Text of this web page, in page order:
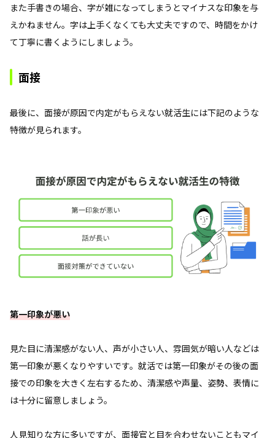
また手書きの場合、字が雑になってしまうとマイナスな印象を与
えかねません。字は上手くなくても大丈夫ですので、時間をかけ
て丁寧に書くようにしましょう。
面接
最後に、面接が原因で内定がもらえない就活生には下記のような
特徴が見られます。
第一印象が悪い
見た目に清潔感がない人、声が小さい人、雰囲気が暗い人などは
第一印象が悪くなりやすいです。就活では第一印象がその後の面
接での印象を大きく左右するため、清潔感や声量、姿勢、表情に
は十分に留意しましょう。
人見知りな方に多いですが、面接官と目を合わせないこともマイ